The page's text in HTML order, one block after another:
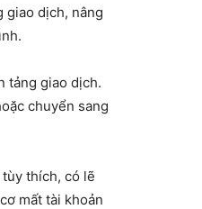
giao dịch, nâng
tảng giao dịch.
chuyển sang
thích, có lẽ
mất tài khoản